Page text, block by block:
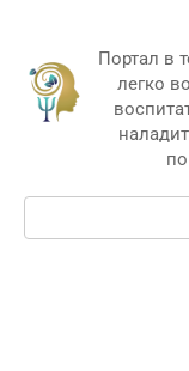
контенту
Портал в
легко
Поиск: